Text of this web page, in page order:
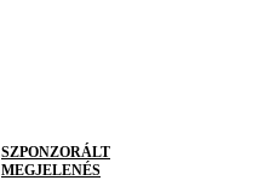
SZPONZORÁLT
MEGJELENÉS